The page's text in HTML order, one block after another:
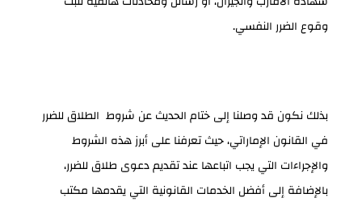
وقوع الضرر النفسي.
بذلك نكون قد وصلنا إلى ختام الحديث عن شروط الطلاق للضرر
في القانون الإماراتي، حيث تعرفنا على أبرز هذه الشروط
والإجراءات التي يجب اتباعها عند تقديم دعوى طلاق للضرر،
بالإضافة إلى أفضل الخدمات القانونية التي يقدمها مكتب